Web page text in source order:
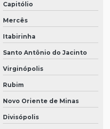
Capitólio
Mercês
Itabirinha
Santo Antônio do Jacinto
Virginópolis
Rubim
Novo Oriente de Minas
Divisópolis